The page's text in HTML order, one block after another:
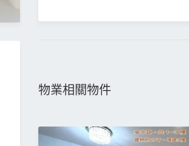
物業相關物件